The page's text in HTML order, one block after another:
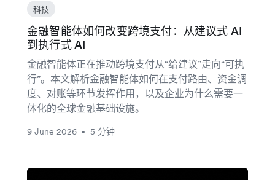
科技
金融智能体如何改变跨境支付：从建议式 AI
到执行式 AI
金融智能体正在推动跨境支付从“给建议”走向“可执
行”。本文解析金融智能体如何在支付路由、资金调
度、对账等环节发挥作用，以及企业为什么需要一
体化的全球金融基础设施。
9 June 2026 • 5 分钟